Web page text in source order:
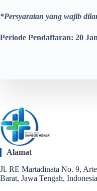
*Persyaratan yang wajib
Periode Pendaftaran: 20
Alamat
Jl. RE Martadinata No. 9,
Barat, Jawa Tengah,